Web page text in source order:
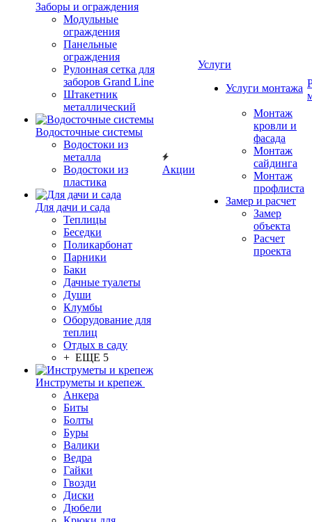
Заборы и ограждения
Модульные
ограждения
Панельные
ограждения
Рулонная сетка для
заборов Grand Line
Штакетник
металлический
Водосточные системы
Водостоки из
металла
Водостоки из
пластика
Для дачи и сада
Теплицы
Беседки
Поликарбонат
Парники
Баки
Дачные туалеты
Души
Клумбы
Оборудование для
теплиц
Отдых в саду
+ ЕЩЕ 5
Инструметы и крепеж
Анкера
Биты
Болты
Буры
Валики
Ведра
Гайки
Гвозди
Диски
Дюбели
Акции
Услуги
Услуги монтажа
Монтаж
кровли и
фасада
Монтаж
сайдинга
Монтаж
профлиста
Замер и расчет
Замер
объекта
Расчет
проекта